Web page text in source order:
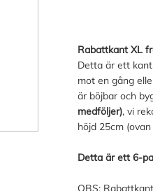
Rabattkant XL
Detta är ett
mot en gång
är böjbar och
medföljer), vi
höjd 25cm
Detta är ett 6-
OBS: